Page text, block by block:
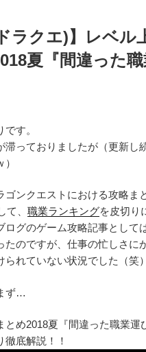
ラクエ)】レベル
夏『間違った
す。
滞っておりましたが（更新し
ゴンクエストにおける攻略ま
て、 職業ランキングを皮切り
ログのゲーム攻略記事として
たのですが、仕事の忙しさに
られていない状況でした（笑）
ず…
とめ2018夏『間違った職業運
底解説！！